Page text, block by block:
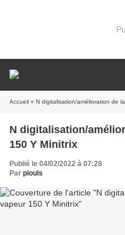
Accueil » N digitalisation/amélioration de
N digitalisation/
150 Y Minitrix
Publié le 04/02/2022 à 07:28
Par piouls